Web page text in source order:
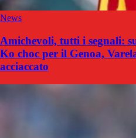
News
Amichevoli, tutti i segnali:
Ko choc per il Genoa,
acciaccato